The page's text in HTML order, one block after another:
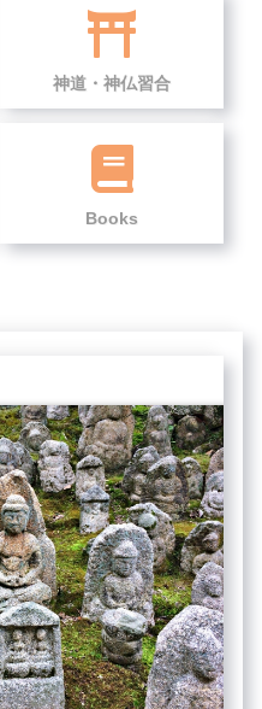
神道・神仏習合
Books